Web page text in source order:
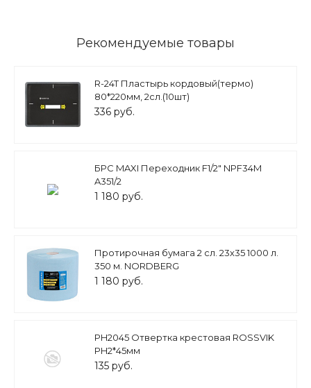
Рекомендуемые товары
R-24T Пластырь кордовый(термо)
80*220мм, 2сл.(10шт)
336 руб.
БРС MAXI Переходник F1/2" NPF34M
A351/2
1 180 руб.
Протирочная бумага 2 сл. 23х35 1000 л.
350 м. NORDBERG
1 180 руб.
PH2045 Отвертка крестовая ROSSVIK
PH2*45мм
135 руб.